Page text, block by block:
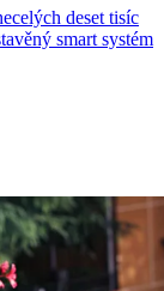
deset tisíc
smart systém